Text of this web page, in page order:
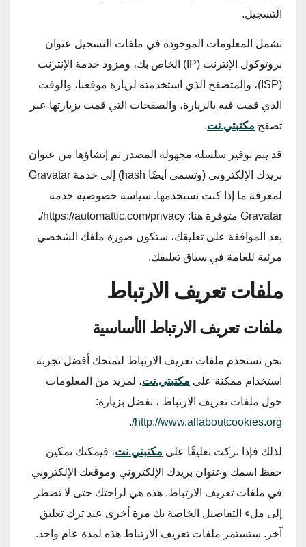
التسجيل.
تشمل المعلومات الموجودة في ملفات التسجيل عنوان
بروتوكول الإنترنت (IP) الخاص بك، ومزود خدمة الإنترنت
(ISP)، والمتصفح الذي استخدمته لزيارة موقعنا، والوقت
الذي قمت فيه بالزيارة، والصفحات التي قمت بزيارتها عبر
تصفح مكتبتي.نت.
قد يتم توفير سلسلة مجهولة المصدر تم إنشاؤها من عنوان
بريدك الإلكتروني (وتسمى أيضًا hash) إلى خدمة Gravatar
لمعرفة ما إذا كنت تستخدمها. سياسة خصوصية خدمة
Gravatar متوفرة هنا: https://automattic.com/privacy/.
بعد الموافقة على تعليقك، ستكون صورة ملفك الشخصي
مرئية للعامة في سياق تعليقك.
ملفات تعريف الارتباط
ملفات تعريف الارتباط الأساسية
نحن نستخدم ملفات تعريف الارتباط لنمنحك أفضل تجربة
استخدام ممكنة على مكتبتي.نت، لمزيد من المعلومات
حول ملفات تعريف الارتباط ، تفضل بزيارة:
http://www.allaboutcookies.org/
.
لذلك فإذا تركت تعليقًا على مكتبتي.نت، فيمكنك تمكين
حفظ اسمك وعنوان بريدك الإلكتروني وموقعك الإلكتروني
في ملفات تعريف الارتباط. هذه هي لراحتك حتى لا تضطر
إلى ملء التفاصيل الخاصة بك مرة أخرى عند ترك تعليق
آخر. ستستمر ملفات تعريف الارتباط هذه لمدة عام واحد.